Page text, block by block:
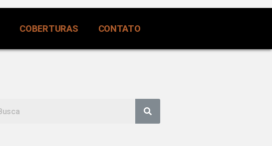
COBERTURAS CONTATO